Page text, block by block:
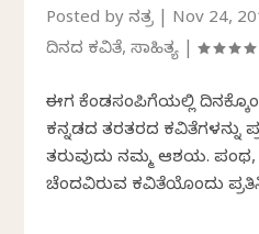
Posted byನಕ್ಷತ್ರ Nov 24,
ದಿನದ ಕವಿತೆ,ಸಾಹಿತ್ಯ |
ಈಗ ಕೆಂಡಸಂಪಿಗೆಯಲ್ಲಿ
ಕನ್ನಡದ ತರತರದ ಕವಿತೆಗಳನ್ನು
ತರುವುದು ನಮ್ಮ ಆಶಯ. ಪಂಥ,
ಚೆಂದವಿರುವ ಕವಿತೆಯೊಂದು